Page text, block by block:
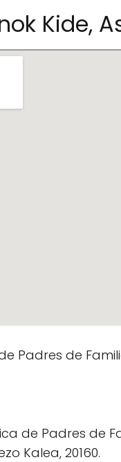
Kide,
de Padres de
Kalea, 20160.